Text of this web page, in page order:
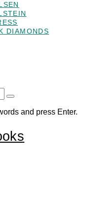
DIAMONDS
and press Enter.